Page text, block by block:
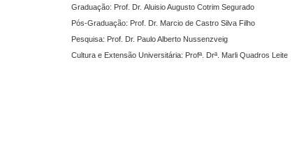
Graduação: Prof. Dr. Aluisio Augusto Cotrim Segurado
Pós-Graduação: Prof. Dr. Marcio de Castro Silva Filho
Pesquisa: Prof. Dr. Paulo Alberto Nussenzveig
Cultura e Extensão Universitária: Profª. Drª. Marli Quadros Leite